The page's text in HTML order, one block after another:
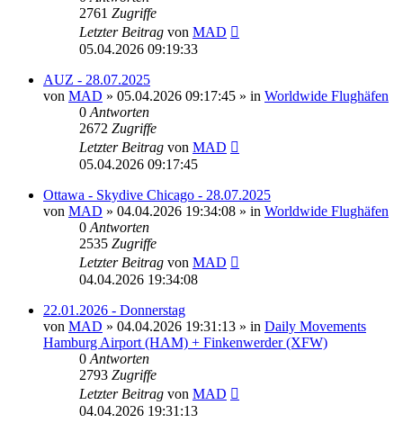
2761 Zugriffe
Letzter Beitrag von MAD
05.04.2026 09:19:33
AUZ - 28.07.2025
von MAD » 05.04.2026 09:17:45 » in Worldwide Flughäfen
0 Antworten
2672 Zugriffe
Letzter Beitrag von MAD
05.04.2026 09:17:45
Ottawa - Skydive Chicago - 28.07.2025
von MAD » 04.04.2026 19:34:08 » in Worldwide Flughäfen
0 Antworten
2535 Zugriffe
Letzter Beitrag von MAD
04.04.2026 19:34:08
22.01.2026 - Donnerstag
von MAD » 04.04.2026 19:31:13 » in Daily Movements
Hamburg Airport (HAM) + Finkenwerder (XFW)
0 Antworten
2793 Zugriffe
Letzter Beitrag von MAD
04.04.2026 19:31:13